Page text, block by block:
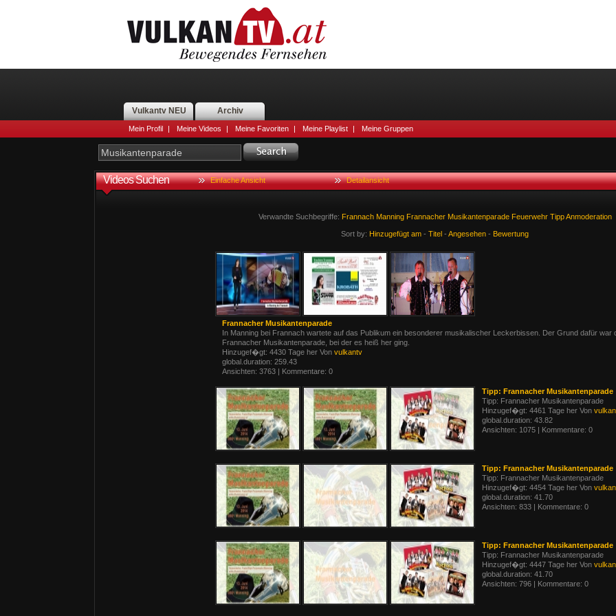
Vulkantv NEU Archiv
Mein Profil | Meine Videos | Meine Favoriten | Meine Playlist | Meine Gruppen
Videos Suchen Einfache Ansicht Detailansicht
Verwandte Suchbegriffe: Frannach Manning Frannacher Musikantenparade Feuerwehr Tipp Anmoderation
Sort by: Hinzugefügt am - Titel - Angesehen - Bewertung
Frannacher Musikantenparade
In Manning bei Frannach wartete auf das Publikum ein besonderer musikalischer Leckerbissen. Der Grund dafür war
Frannacher Musikantenparade, bei der es heiß her ging.
Hinzugef�gt: 4430 Tage her Von vulkantv
global.duration: 259.43
Ansichten: 3763 | Kommentare: 0
Tipp: Frannacher Musikantenparade
Tipp: Frannacher Musikantenparade
Hinzugef�gt: 4461 Tage her Von
global.duration: 43.82
Ansichten: 1075 | Kommentare: 0
Tipp: Frannacher Musikantenparade
Tipp: Frannacher Musikantenparade
Hinzugef�gt: 4454 Tage her Von
global.duration: 41.70
Ansichten: 833 | Kommentare: 0
Tipp: Frannacher Musikantenparade
Tipp: Frannacher Musikantenparade
Hinzugef�gt: 4447 Tage her Von
global.duration: 41.70
Ansichten: 796 | Kommentare: 0